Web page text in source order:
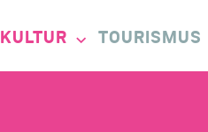
KULTUR TOURISMUS